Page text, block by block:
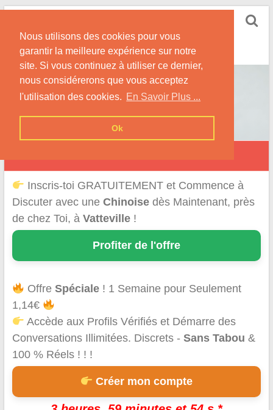
Nous utilisons des cookies pour vous
garantir la meilleure expérience sur notre
site. Si vous continuez à utiliser ce dernier,
nous considérerons que vous acceptez
l'utilisation des cookies. En Savoir Plus ...
Ok
Skip
content
Nos Conseils pour Rencontrer Une Femme
Originaire de Chine !
Inscris-toi GRATUITEMENT et Commence à
Discuter avec une Chinoisedès Maintenant, près
de chez Toi, à Vatteville!
Profiter de l'offre
OffreSpéciale ! 1 Semaine pour Seulement
1,14€
Accède aux Profils Vérifiés et Démarre des
Conversations Illimitées. Discrets - Sans Tabou &
100 % Réels ! ! !
Créer mon compte